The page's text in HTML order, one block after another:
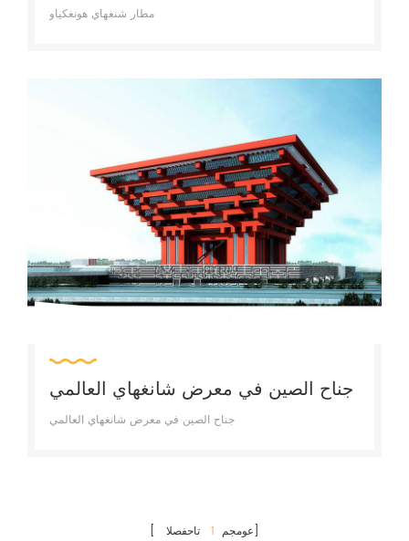
مطار شنغهاي هونغكياو
جناح الصين في معرض شانغهاي العالمي
جناح الصين في معرض شانغهاي العالمي
[ عومجم 1 تاحفصلا]